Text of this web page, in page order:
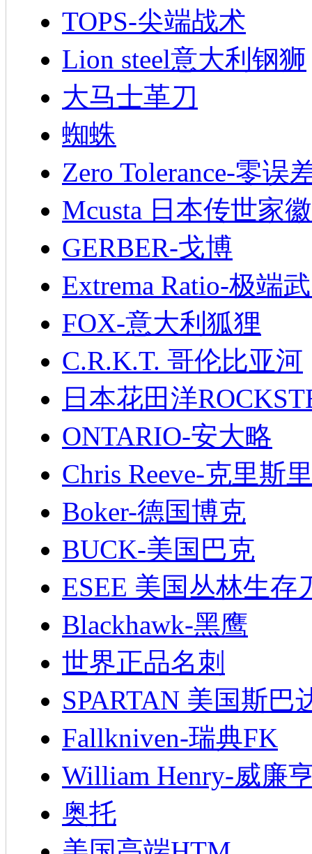
TOPS-尖端战术
Lion steel意大利钢狮
大马士革刀
蜘蛛
Zero Tolerance-零误
Mcusta 日本传世家徽
GERBER-戈博
Extrema Ratio-极端
FOX-意大利狐狸
C.R.K.T. 哥伦比亚河
日本花田洋
ONTARIO-安大略
Chris Reeve-克里斯
Boker-德国博克
BUCK-美国巴克
ESEE 美国丛林生存
Blackhawk-黑鹰
世界正品名刺
SPARTAN 美国斯巴
Fallkniven-瑞典FK
William Henry-威廉
奥托